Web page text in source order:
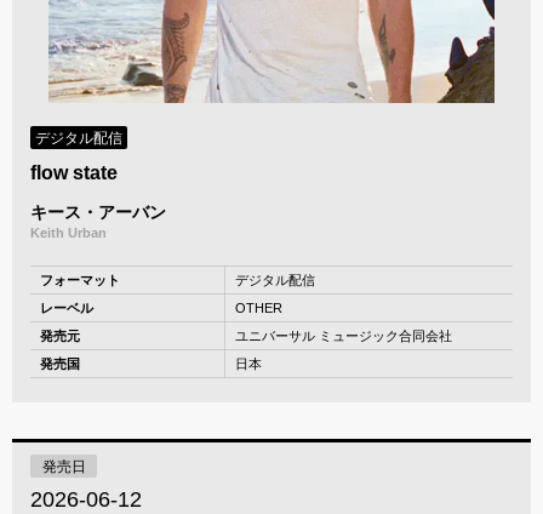
デジタル配信
flow state
キース・アーバン
Keith Urban
フォーマット
デジタル配信
レーベル
OTHER
発売元
ユニバーサル ミュージック合同会社
発売国
日本
発売日
2026-06-12